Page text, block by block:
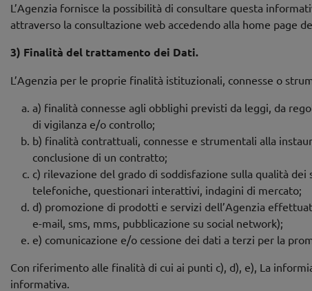
L’Agenzia fornisce la possibilità di consultare questa
attraverso la consultazione web accedendo alla home page
3) Finalità del trattamento dei Dati.
L’Agenzia per le proprie finalità istituzionali, connesse o
a) finalità connesse agli obblighi previsti da leggi, da
di vigilanza e/o controllo;
b) finalità contrattuali, connesse e strumentali alla
conclusione di un contratto;
c) rilevazione del grado di soddisfazione sulla qualità
telefoniche, questionari interattivi, indagini di mercato;
d) promozione di prodotti e servizi dell’Agenzia
e-mail, sms, mms, pubblicazione su social network);
e) comunicazione e/o cessione dei dati a terzi per la
Con riferimento alle finalità di cui ai punti c), d), e), La
informativa.